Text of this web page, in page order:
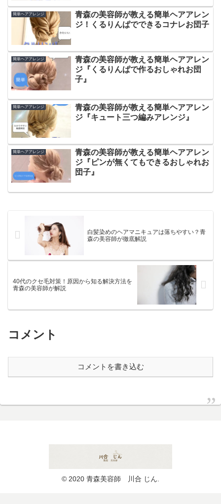
簡単ヘアアレンジ
青森の美容師が教える簡単ヘアアレン
ジ！くるりんぱでできるコナレお団子
簡単ヘアアレンジ
青森の美容師が教える簡単ヘアアレン
ジ『くるりんぱで作るおしゃれお団
子』
簡単ヘアアレンジ
青森の美容師が教える簡単ヘアアレン
ジ『キュート三つ編みアレンジ』
簡単ヘアアレンジ
青森の美容師が教える簡単ヘアアレン
ジ『ピンが無くてもできるおしゃれお
団子』
白髪染めのヘアマニキュアは落ちやすい？青
森の美容師が徹底解説
40代のクセ毛対策！原因から知る解決方法を
青森の美容師が解説
コメント
コメントを書き込む
© 2020 青森美容師 川合 じん.